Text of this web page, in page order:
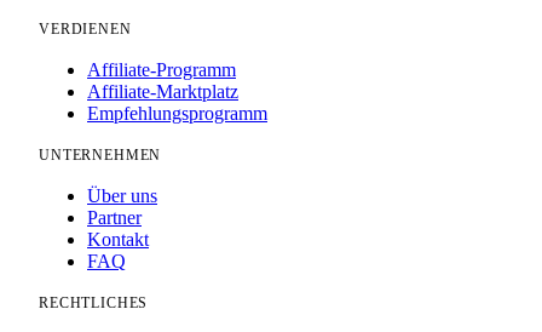
VERDIENEN
Affiliate-Programm
Affiliate-Marktplatz
Empfehlungsprogramm
UNTERNEHMEN
Über uns
Partner
Kontakt
FAQ
RECHTLICHES